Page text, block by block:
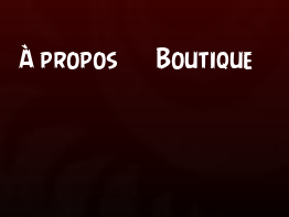
À propos Boutique